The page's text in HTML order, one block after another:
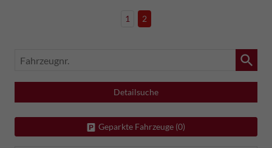
1 2
Fahrzeugnr.
Detailsuche
Geparkte Fahrzeuge (0)